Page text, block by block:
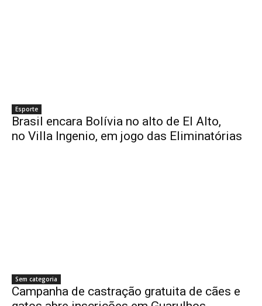
Esporte
Brasil encara Bolívia no alto de El Alto,
no Villa Ingenio, em jogo das Eliminatórias
Sem categoria
Campanha de castração gratuita de cães e